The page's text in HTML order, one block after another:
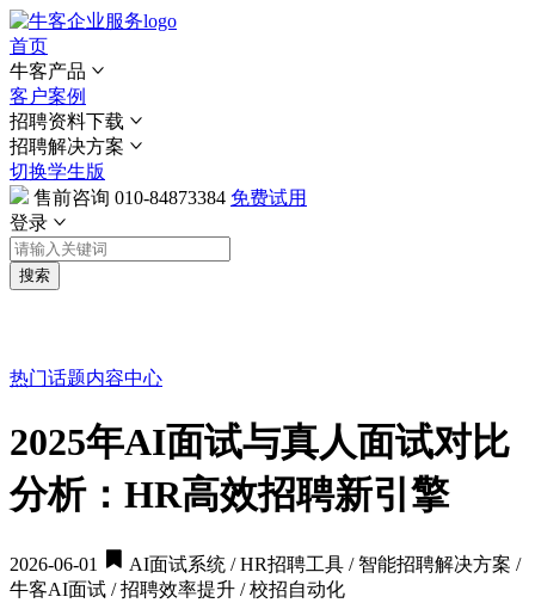
首页
牛客产品
客户案例
招聘资料下载
招聘解决方案
切换学生版
售前咨询 010-84873384 免费试用
登录
搜索
热门话题内容中心
2025年AI面试与真人面试对比
分析：HR高效招聘新引擎
2026-06-01
AI面试系统 / HR招聘工具 / 智能招聘解决方案 /
牛客AI面试 / 招聘效率提升 / 校招自动化